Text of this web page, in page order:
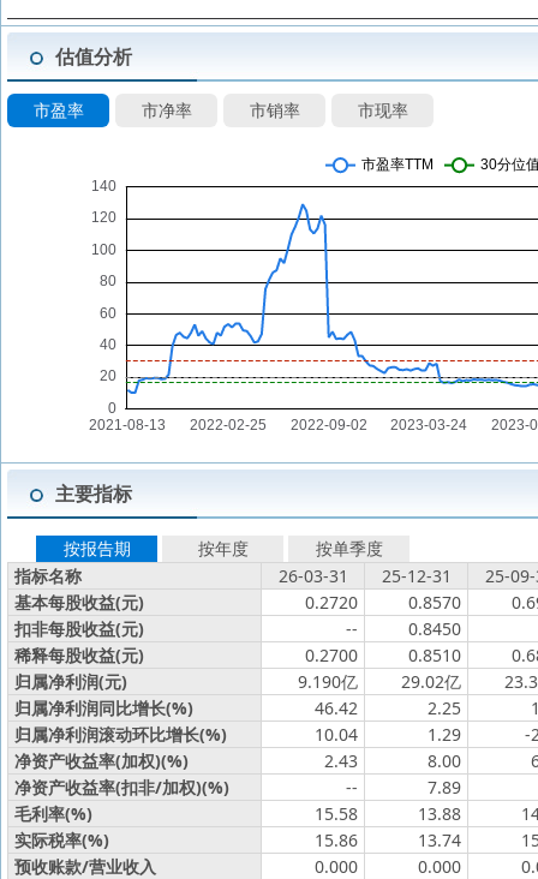
估值分析
市盈率 市净率 市销率 市现率
主要指标
按报告期 按年度
按单季度
指标名称
26-03-31 25-12-31
25-
基本每股收益(元)
0.2720 0.8570
扣非每股收益(元)
--
0.8450
稀释每股收益(元)
0.2700 0.8510
归属净利润(元)
9.190亿 29.02亿
归属净利润同比增长(%)
46.42 2.25
归属净利润滚动环比增长(%)
10.04 1.29
-
净资产收益率(加权)(%)
2.43 8.00
净资产收益率(扣非/加权)(%)
--
7.89
毛利率(%)
15.58 13.88
实际税率(%)
15.86 13.74
预收账款/营业收入
0.000 0.000